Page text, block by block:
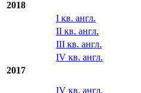
III кв. англ.
IV кв. англ.
I кв. англ.